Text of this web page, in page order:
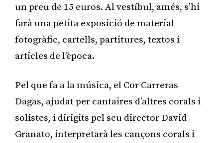
un preu de 15 euros. Al vestíbul, amés, s’hi
farà una petita exposició de material
fotogràfic, cartells, partitures, textos i
articles de l’època.
Pel que fa a la música, el Cor Carreras
Dagas, ajudat per cantaires d’altres corals i
solistes, i dirigits pel seu director David
Granato, interpretarà les cançons corals i